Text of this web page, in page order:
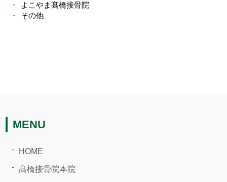
よこやま髙橋接骨院
その他
MENU
HOME
髙橋接骨院本院